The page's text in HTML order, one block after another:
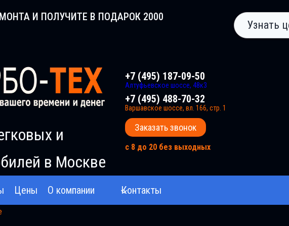
И ПОЛУЧИТЕ В ПОДАРОК 2000
Узнать
и
в Москве
+7 (495) 187-09-50
Алтуфьевское шоссе, 48к3
+7 (495) 488-70-32
Варшавское шоссе, вл. 166, стр. 1
Заказать звонок
с 8 до 20 без выходных
Цены О компании Контакты